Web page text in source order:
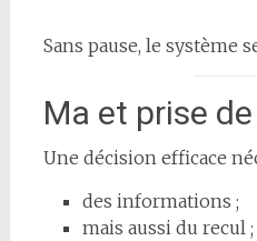
Sans pause, le système
Ma et prise
Une décision efficace
des informations ;
mais aussi du recul ;